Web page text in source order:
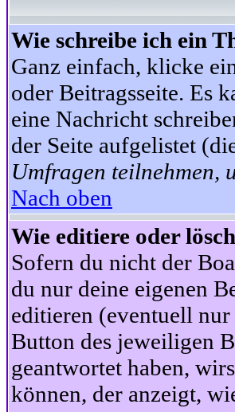
Wie schreibe ich ein
Ganz einfach, klicke
oder Beitragsseite. Es
eine Nachricht
der Seite aufgelistet
Umfragen teilnehmen,
Nach oben
Wie editiere oder
Sofern du nicht der
du nur deine eigenen
editieren (eventuell
Button des jeweiligen
geantwortet haben,
können, der anzeigt,